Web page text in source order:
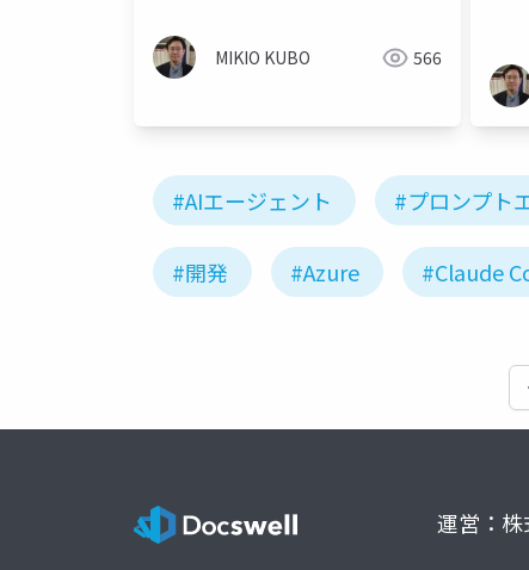
MIKIO KUBO 566
#AIエージェント #プロンプト
#開発 #Azure #Claude
運営：